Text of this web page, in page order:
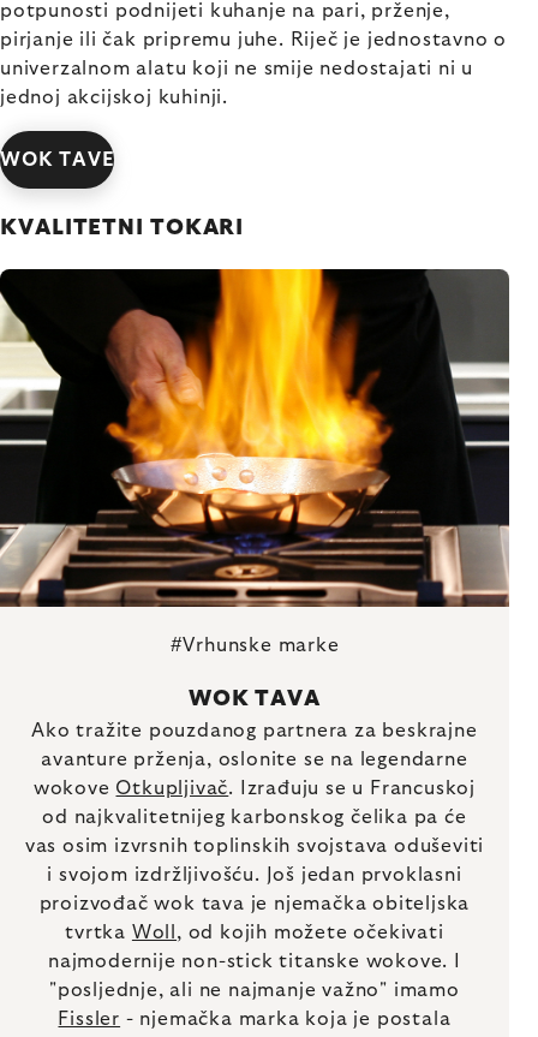
potpunosti podnijeti kuhanje na pari, prženje,
pirjanje ili čak pripremu juhe. Riječ je jednostavno o
univerzalnom alatu koji ne smije nedostajati ni u
jednoj akcijskoj kuhinji.
WOK TAVE
KVALITETNI TOKARI
#Vrhunske marke
WOK TAVA
Ako tražite pouzdanog partnera za beskrajne
avanture prženja, oslonite se na legendarne
wokove Otkupljivač. Izrađuju se u Francuskoj
od najkvalitetnijeg karbonskog čelika pa će
vas osim izvrsnih toplinskih svojstava oduševiti
i svojom izdržljivošću. Još jedan prvoklasni
proizvođač wok tava je njemačka obiteljska
tvrtka Woll , od kojih možete očekivati
najmodernije non-stick titanske wokove. I
"posljednje, ali ne najmanje važno" imamo
Fissler - njemačka marka koja je postala